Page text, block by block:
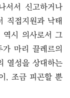
서서 신고하거나
직접지원과 낙태
시 의사로서 그
마리 끌레르의
열성을 상대하는
, 조금 피곤할 뿐